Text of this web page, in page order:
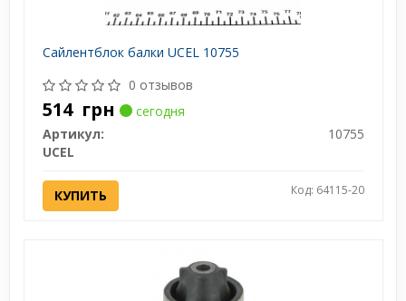
Сайлентблок балки UCEL 10755
0 отзывов
514 грн
сегодня
Артикул:
10755
UCEL
КУПИТЬ Код: 64115-20